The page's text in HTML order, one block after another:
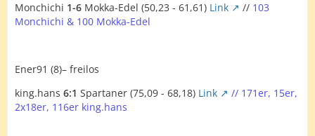
Monchichi 1-6 Mokka-Edel (50,23 - 61,61) Link // 103
Monchichi & 100 Mokka-Edel
Ener91 (8)– freilos
king.hans 6:1 Spartaner (75,09 - 68,18) Link
// 171er, 15er,
2x18er, 116er king.hans